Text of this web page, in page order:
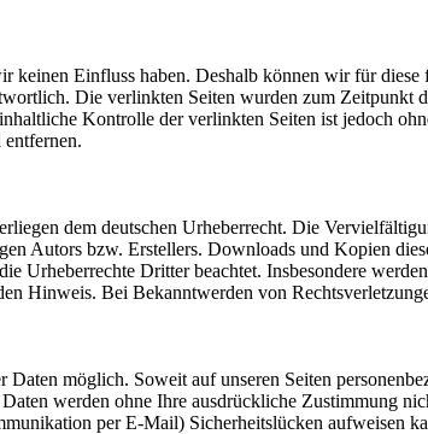
Einfluss haben. Deshalb können wir für
Die verlinkten Seiten wurden zum
Kontrolle der verlinkten Seiten ist jedoch
dem deutschen Urheberrecht. Die
Autors bzw. Erstellers. Downloads und Kopien
Urheberrechte Dritter beachtet. Insbesondere
Hinweis. Bei Bekanntwerden von
möglich. Soweit auf unseren Seiten
werden ohne Ihre ausdrückliche Zustimmung
per E-Mail) Sicherheitslücken aufweisen